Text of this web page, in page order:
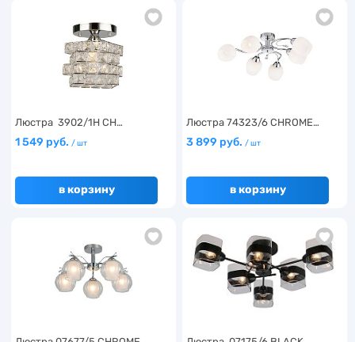
Люстра 3902/1H CH…
1 549 руб. / шт
в корзину
Люстра 74323/6 CHROME…
3 899 руб. / шт
в корзину